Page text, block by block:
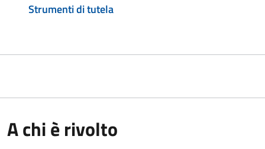
Strumenti di tutela
A chi è rivolto